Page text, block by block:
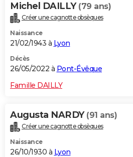
Michel DAILLY (79 ans)
Créer une cagnotte obsèques
Naissance
21/02/1943 à Lyon
Décès
26/05/2022 à Pont-Évêque
Famille DAILLY
Augusta NARDY (91 ans)
Créer une cagnotte obsèques
Naissance
26/10/1930 à Lyon